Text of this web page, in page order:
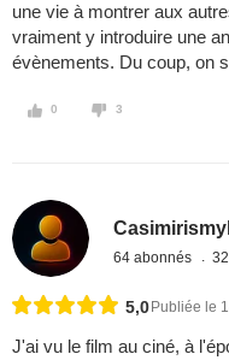
une vie à montrer aux
vraiment y introduire une
évènements. Du coup, on
0 3
64 abonnés
5,0 Publiée le
J'ai vu le film au ciné, à